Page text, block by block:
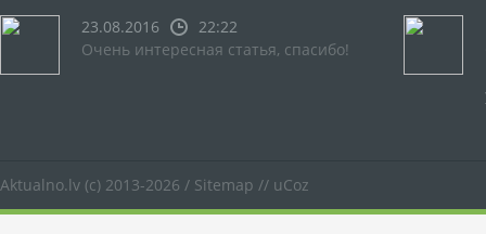
23.08.2016
22:22
Очень интересная статья, спасибо!
Aktualno.lv (c) 2013-2026 / Sitemap // uCoz